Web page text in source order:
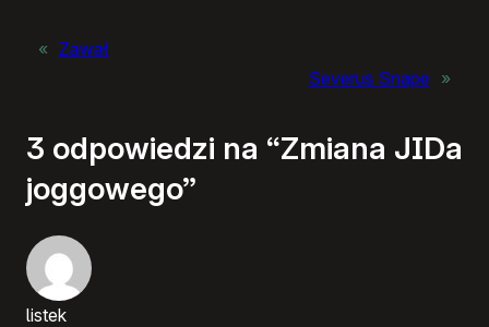
« Zawał
Severus Snape »
3 odpowiedzi na “Zmiana JIDa
joggowego”
listek